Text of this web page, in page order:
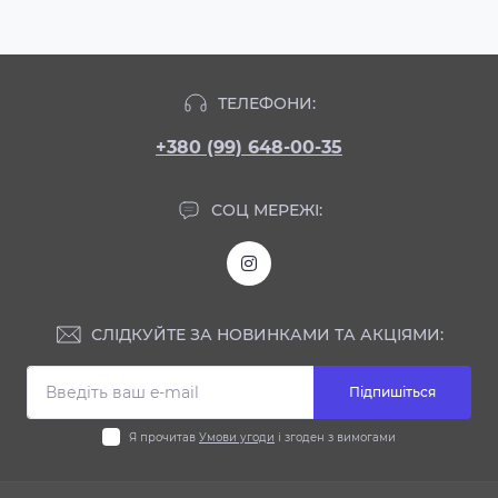
ТЕЛЕФОНИ:
+380 (99) 648-00-35
СОЦ МЕРЕЖІ:
СЛІДКУЙТЕ ЗА НОВИНКАМИ ТА АКЦІЯМИ:
Підпишіться
Я прочитав Умови угоди і згоден з вимогами